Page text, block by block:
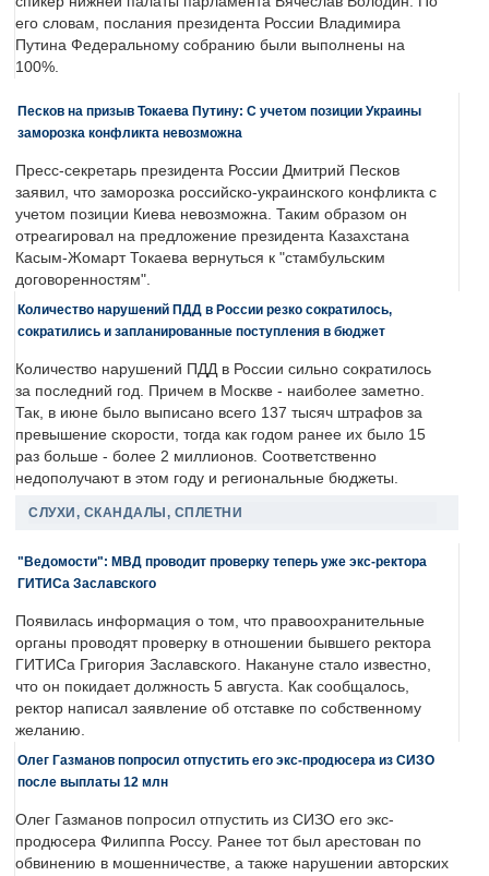
его словам, послания президента России Владимира
Путина Федеральному собранию были выполнены на
100%.
Песков на призыв Токаева Путину: С учетом позиции Украины
заморозка конфликта невозможна
Пресс-секретарь президента России Дмитрий Песков
заявил, что заморозка российско-украинского конфликта с
учетом позиции Киева невозможна. Таким образом он
отреагировал на предложение президента Казахстана
Касым-Жомарт Токаева вернуться к "стамбульским
договоренностям".
Количество нарушений ПДД в России резко сократилось,
сократились и запланированные поступления в бюджет
Количество нарушений ПДД в России сильно сократилось
за последний год. Причем в Москве - наиболее заметно.
Так, в июне было выписано всего 137 тысяч штрафов за
превышение скорости, тогда как годом ранее их было 15
раз больше - более 2 миллионов. Соответственно
недополучают в этом году и региональные бюджеты.
СЛУХИ, СКАНДАЛЫ, СПЛЕТНИ
"Ведомости": МВД проводит проверку теперь уже экс-ректора
ГИТИСа Заславского
Появилась информация о том, что правоохранительные
органы проводят проверку в отношении бывшего ректора
ГИТИСа Григория Заславского. Накануне стало известно,
что он покидает должность 5 августа. Как сообщалось,
ректор написал заявление об отставке по собственному
желанию.
Олег Газманов попросил отпустить его экс-продюсера из СИЗО
после выплаты 12 млн
Олег Газманов попросил отпустить из СИЗО его экс-
продюсера Филиппа Россу. Ранее тот был арестован по
обвинению в мошенничестве, а также нарушении авторских